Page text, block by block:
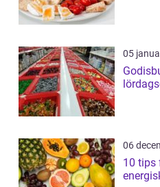
05
06
10 tips